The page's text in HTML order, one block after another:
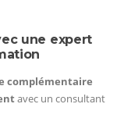
une expert
complémentaire
avec un consultant